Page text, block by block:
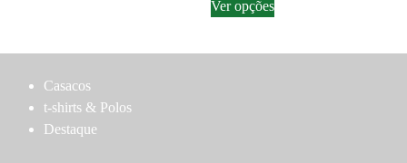
the
page
on
Ver opçõesproduct
multiple
Casacos
t-shirts & Polos
Destaque